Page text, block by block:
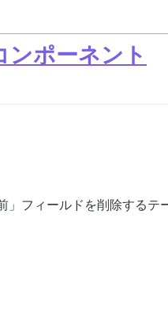
ポーネント
」フィールドを削除するテ